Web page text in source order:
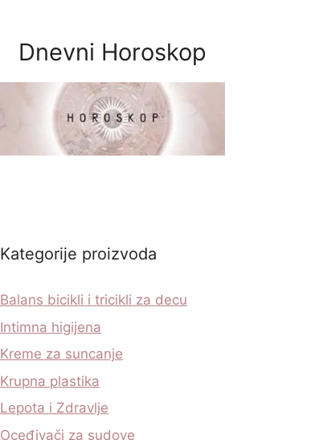
Dnevni Horoskop
Kategorije proizvoda
Balans bicikli i tricikli za decu
Intimna higijena
Kreme za suncanje
Krupna plastika
Lepota i Zdravlje
Oceđivači za sudove